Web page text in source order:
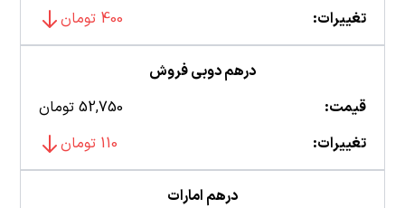
تغییرات:
400 تومان
درهم دوبی فروش
قیمت:
52,750 تومان
تغییرات:
110 تومان
درهم امارات